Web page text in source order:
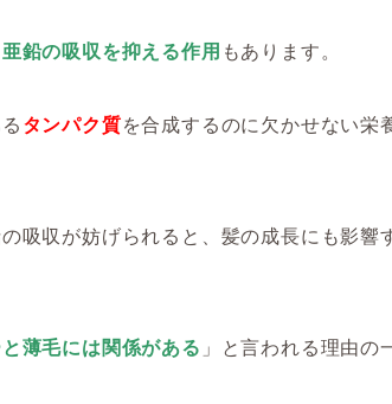
亜鉛の吸収を抑える作用 もあります。
タンパク質を合成するのに欠かせない栄
吸収が妨げられると、髪の成長にも影響
薄毛には関係がある 」と言われる理由の